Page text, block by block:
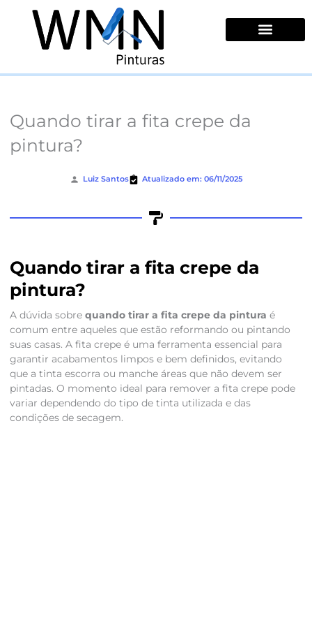
conteúdo
Quando tirar a fita crepe da
pintura?
Luiz Santos Atualizado em: 06/11/2025
Quando tirar a fita crepe da
pintura?
A dúvida sobre quando tirar a fita crepe da pintura é
comum entre aqueles que estão reformando ou pintando
suas casas. A fita crepe é uma ferramenta essencial para
garantir acabamentos limpos e bem definidos, evitando
que a tinta escorra ou manche áreas que não devem ser
pintadas. O momento ideal para remover a fita crepe pode
variar dependendo do tipo de tinta utilizada e das
condições de secagem.